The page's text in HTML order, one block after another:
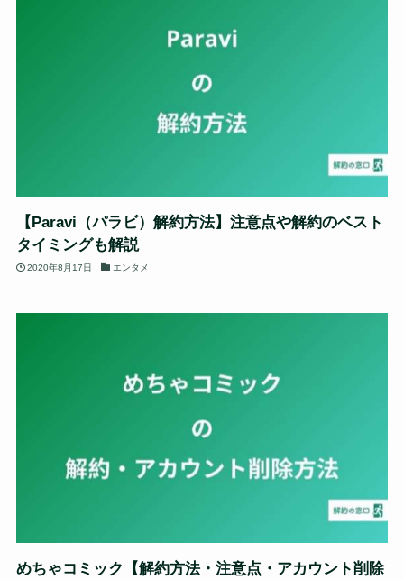
【Paravi（パラビ）解約方法】注意点や解約のベスト
タイミングも解説
2020年8月17日 エンタメ
めちゃコミック【解約方法・注意点・アカウント削除